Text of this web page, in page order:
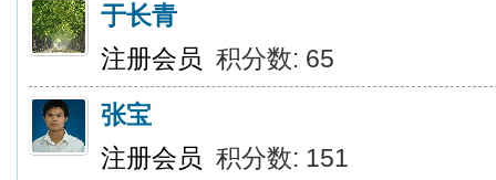
于长青
注册会员 积分数: 65
张宝
注册会员 积分数: 151